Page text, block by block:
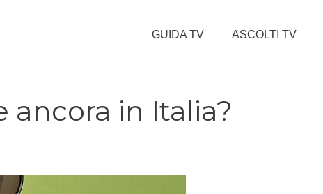
GUIDA TV ASCOLTI TV
ancora in Italia?